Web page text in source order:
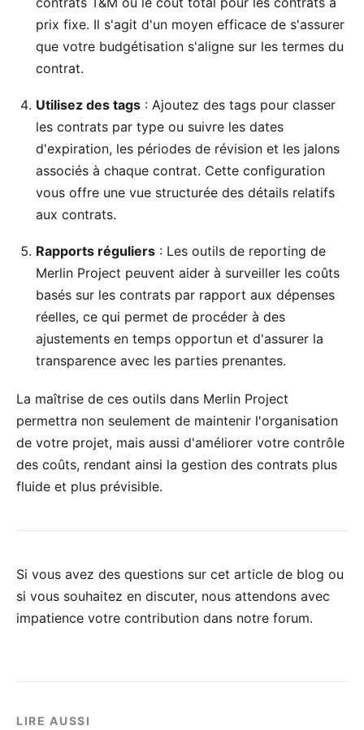
prix fixe. Il s'agit d'un moyen efficace de s'assurer
que votre budgétisation s'aligne sur les termes du
contrat.
Utilisez des tags : Ajoutez des tags pour classer
les contrats par type ou suivre les dates
d'expiration, les périodes de révision et les jalons
associés à chaque contrat. Cette configuration
vous offre une vue structurée des détails relatifs
aux contrats.
Rapports réguliers : Les outils de reporting de
Merlin Project peuvent aider à surveiller les coûts
basés sur les contrats par rapport aux dépenses
réelles, ce qui permet de procéder à des
ajustements en temps opportun et d'assurer la
transparence avec les parties prenantes.
La maîtrise de ces outils dans Merlin Project
permettra non seulement de maintenir l'organisation
de votre projet, mais aussi d'améliorer votre contrôle
des coûts, rendant ainsi la gestion des contrats plus
fluide et plus prévisible.
Si vous avez des questions sur cet article de blog ou
si vous souhaitez en discuter, nous attendons avec
impatience votre contribution dans notre forum.
LIRE AUSSI